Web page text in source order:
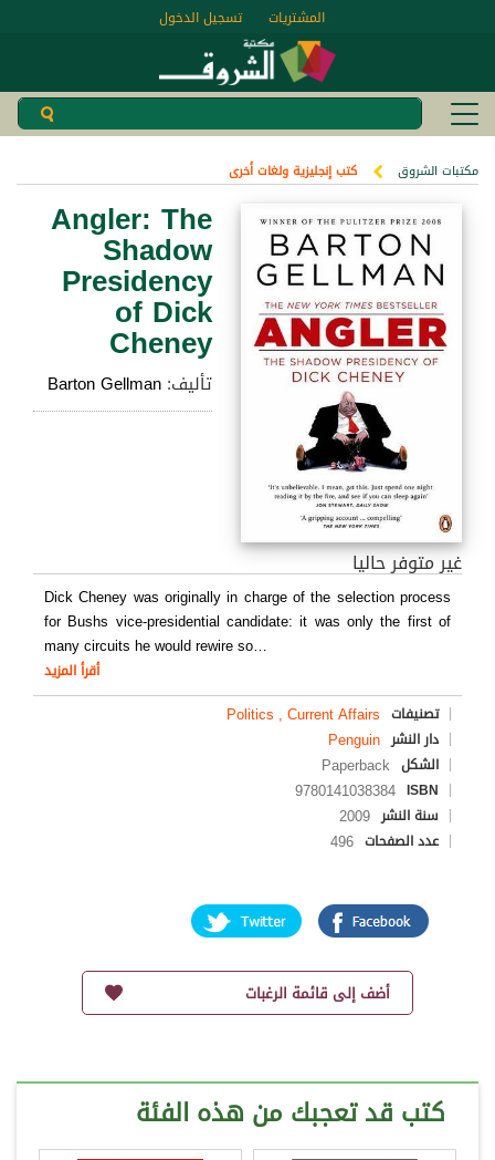
تسجيل الدخول المشتريات
مكتبات الشروق كتب إنجليزية ولغات أخرى
Angler: The
Shadow
Presidency
of Dick
Cheney
تأليف:Barton Gellman
غير متوفر حاليا
Dick Cheney was originally in charge of the selection process
for Bushs vice-presidential candidate: it was only the first of
many circuits he would rewire so…
أقرأ المزيد
تصنيفات Politics , Current Affairs
دار النشر Penguin
الشكل Paperback
ISBN
9780141038384
سنة النشر 2009
عدد الصفحات 496
أضف إلى قائمة الرغبات
كتب قد تعجبك من هذه الفئة